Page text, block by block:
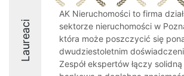
Laureaci
AK Nieruchomości to firma
sektorze nieruchomości w
która może poszczycić się
dwudziestoletnim
Zespół ekspertów łączy